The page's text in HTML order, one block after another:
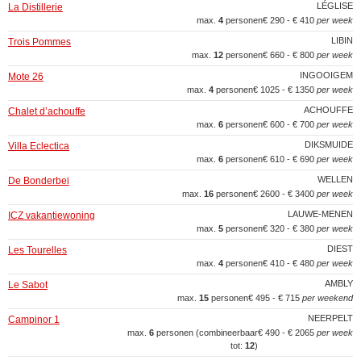
LÉGLISE
La Distillerie
€ 290 - € 410 per week
max. 4 personen
LIBIN
Trois Pommes
€ 660 - € 800 per week
max. 12 personen
INGOOIGEM
Mote 26
€ 1025 - € 1350 per week
max. 4 personen
ACHOUFFE
Chalet d’achouffe
€ 600 - € 700 per week
max. 6 personen
DIKSMUIDE
Villa Eclectica
€ 610 - € 690 per week
max. 6 personen
WELLEN
De Bonderbei
€ 2600 - € 3400 per week
max. 16 personen
LAUWE-MENEN
ICZ vakantiewoning
€ 320 - € 380 per week
max. 5 personen
DIEST
Les Tourelles
€ 410 - € 480 per week
max. 4 personen
AMBLY
Le Sabot
€ 495 - € 715 per weekend
max. 15 personen
NEERPELT
Campinor 1
€ 490 - € 2065 per week
max. 6 personen (combineerbaar
tot: 12)